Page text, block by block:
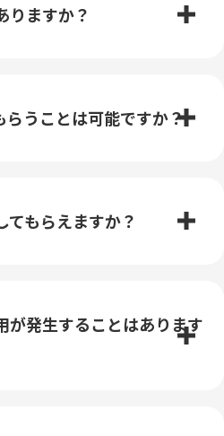
りますか？
らうことは可能ですか？
てもらえますか？
が発生することはあります